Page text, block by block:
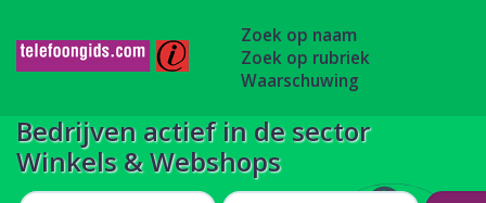
Zoek op naam
Zoek op rubriek
Waarschuwing
Bedrijven actief in de sector
Winkels & Webshops